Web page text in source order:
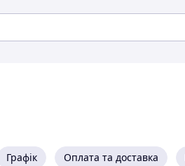
Графік Оплата та доставка